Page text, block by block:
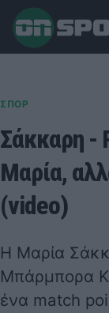
ΣΠΟΡ
Σάκκαρη -
Μαρία,
(video)
Η Μαρία
Μπάρμπορα
ένα match